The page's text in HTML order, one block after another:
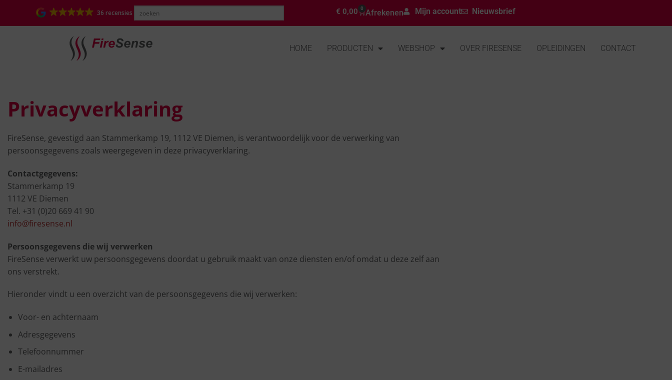
36 recensies € 0,00 0 Afrekenen Mijn account Nieuwsbrief
HOME PRODUCTEN WEBSHOP OVER FIRESENSE OPLEIDINGEN CONTACT
Privacyverklaring
FireSense, gevestigd aan Stammerkamp 19, 1112 VE Diemen, is verantwoordelijk voor de verwerking van
persoonsgegevens zoals weergegeven in deze privacyverklaring.
Contactgegevens:
Stammerkamp 19
1112 VE Diemen
Tel. +31 (0)20 669 41 90
info@firesense.nl
Persoonsgegevens die wij verwerken
FireSense verwerkt uw persoonsgegevens doordat u gebruik maakt van onze diensten en/of omdat u deze zelf aan
ons verstrekt.
Hieronder vindt u een overzicht van de persoonsgegevens die wij verwerken:
Voor- en achternaam
Adresgegevens
Telefoonnummer
E-mailadres